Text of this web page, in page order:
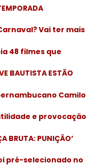
Vai ter mais
48 filmes que
BAUTISTA ESTÃO
Camilo
e provocação
BRUTA: PUNIÇÃO’
pré-selecionado no